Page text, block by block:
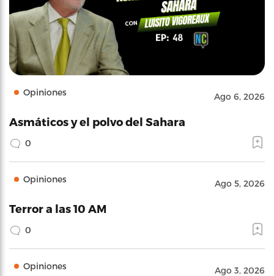
Opiniones Ago 6, 2026
Asmáticos y el polvo del Sahara
0
Opiniones Ago 5, 2026
Terror a las 10 AM
0
Opiniones Ago 3, 2026